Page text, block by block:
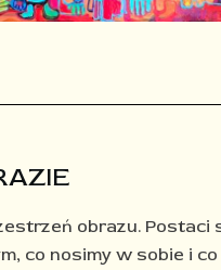
obrazu.
co nosimy w sobie i